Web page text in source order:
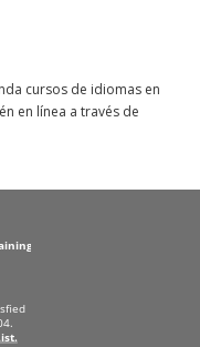
cursos de idiomas en
en línea a través de